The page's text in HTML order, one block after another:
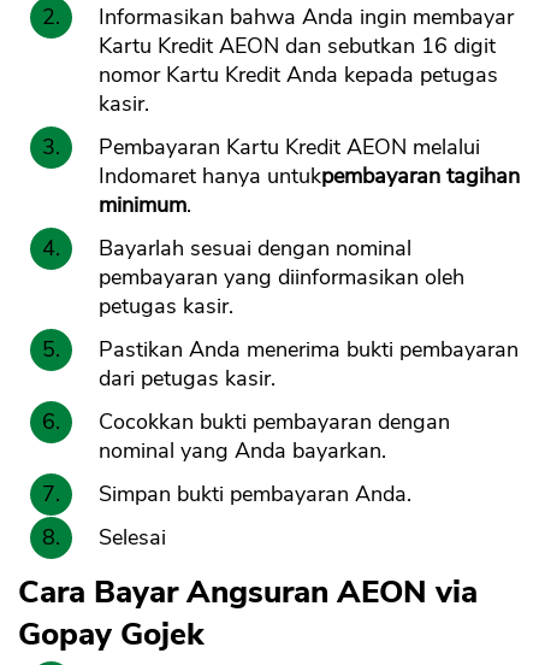
Informasikan bahwa Anda ingin membayar
Kartu Kredit AEON dan sebutkan 16 digit
nomor Kartu Kredit Anda kepada petugas
kasir.
Pembayaran Kartu Kredit AEON melalui
Indomaret hanya untukpembayaran tagihan
minimum.
Bayarlah sesuai dengan nominal
pembayaran yang diinformasikan oleh
petugas kasir.
Pastikan Anda menerima bukti pembayaran
dari petugas kasir.
Cocokkan bukti pembayaran dengan
nominal yang Anda bayarkan.
Simpan bukti pembayaran Anda.
Selesai
Cara Bayar Angsuran AEON via
Gopay Gojek